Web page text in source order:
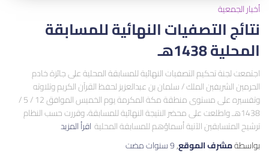
أخبار الجمعية
نتائج التصفيات النهائية للمسابقة
المحلية 1438هـ
اجتمعت لجنة تحكيم التصفيات النهائية للمسابقة المحلية على جائزة خادم
الحرمين الشريفين الملك / سلمان بن عبدالعزيز لحفظ القرآن الكريم وتلاوته
وتفسيره على مستوى منطقة مكة المكرمة يوم الخميس الموافق 12 / 5 /
1438هـ واطلعت على محضر النتيجة النهائية للمسابقة، وقررت حسب النظام
ترشيح المتسابقين الآتية أسماؤهم للمسابقة المحلية اقرأ المزيد
بواسطةمشرف الموقع,9 سنوات مضت